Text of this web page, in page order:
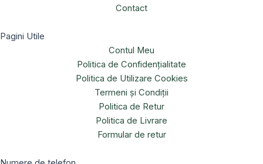
Contact
Pagini Utile
Contul Meu
Politica de Confidențialitate
Politica de Utilizare Cookies
Termeni și Condiții
Politica de Retur
Politica de Livrare
Formular de retur